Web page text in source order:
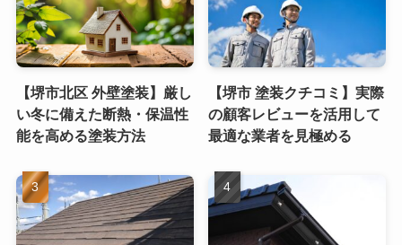
【堺市北区 外壁塗装】厳し
い冬に備えた断熱・保温性
能を高める塗装方法
【堺市 塗装クチコミ】実際
の顧客レビューを活用して
最適な業者を見極める